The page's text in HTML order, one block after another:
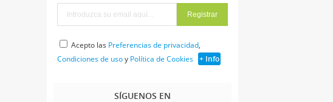
Acepto las Preferencias de privacidad,
Condiciones de usoy Política de Cookies + Info
SÍGUENOS EN